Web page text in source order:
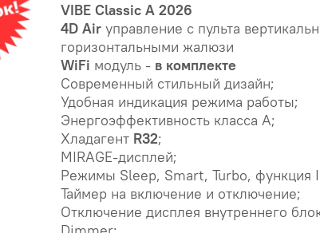
VIBE Classic A 2026
4D Air управление с пульта
горизонтальными жалюзи
WiFi модуль - в комплекте
Современный стильный дизайн;
Удобная индикация режима работы;
Энергоэффективность класса А;
Хладагент R32;
MIRAGE-дисплей;
Режимы Sleep, Smart, Turbo, функция
Таймер на включение и отключение;
Отключение дисплея внутреннего